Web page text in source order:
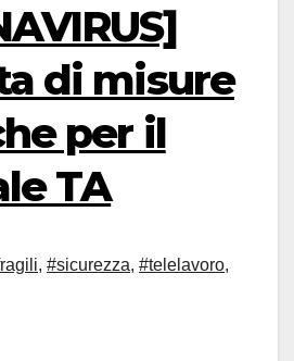
di misure
per il
TA
, #sicurezza, #telelavoro,